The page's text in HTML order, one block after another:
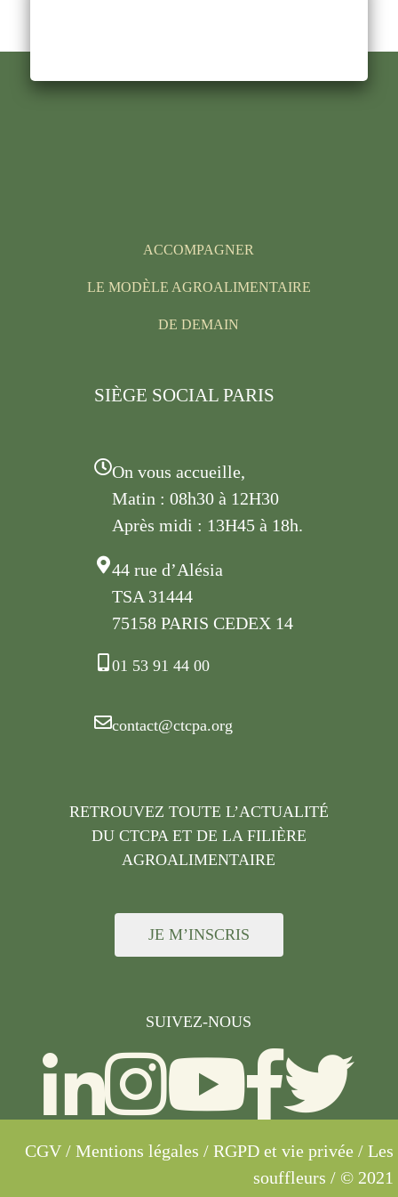
ACCOMPAGNER
LE MODÈLE AGROALIMENTAIRE
DE DEMAIN
SIÈGE SOCIAL PARIS
On vous accueille,
Matin : 08h30 à 12H30
Après midi : 13H45 à 18h.
44 rue d’Alésia
TSA 31444
75158 PARIS CEDEX 14
01 53 91 44 00
contact@ctcpa.org
RETROUVEZ TOUTE L’ACTUALITÉ
DU CTCPA ET DE LA FILIÈRE
AGROALIMENTAIRE
JE M’INSCRIS
SUIVEZ-NOUS
CGV / Mentions légales / RGPD et vie privée / Les
souffleurs / © 2021